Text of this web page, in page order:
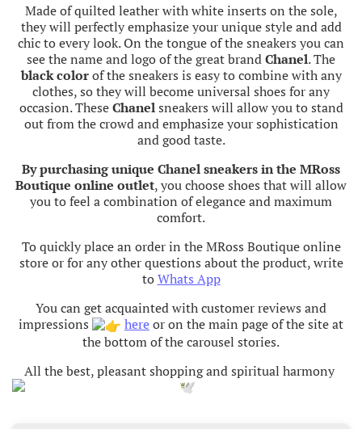
Made of quilted leather with white inserts on the sole,
they will perfectly emphasize your unique style and add
chic to every look. On the tongue of the sneakers you can
see the name and logo of the great brandChanel. The
black colorof the sneakers is easy to combine with any
clothes, so they will become universal shoes for any
occasion. TheseChanelsneakers will allow you to stand
out from the crowd and emphasize your sophistication
and good taste.
By purchasing unique Chanel sneakers in the MRoss
Boutique online outlet, you choose shoes that will allow
you to feel a combination of elegance and maximum
comfort.
To quickly place an order in the MRoss Boutique online
store or for any other questions about the product, write
to Whats App
You can get acquainted with customer reviews and
impressions
hereor on the main page of the site at
the bottom of the carousel stories.
All the best, pleasant shopping and spiritual harmony